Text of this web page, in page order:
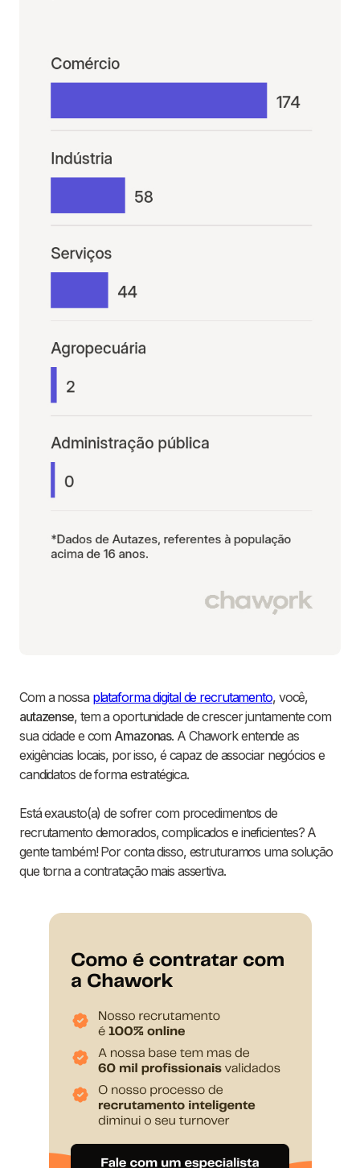
Com a nossa plataforma digital de recrutamento, você,
autazense, tem a oportunidade de crescer juntamente com
sua cidade e com Amazonas. A Chawork entende as
exigências locais, por isso, é capaz de associar negócios e
candidatos de forma estratégica.
Está exausto(a) de sofrer com procedimentos de
recrutamento demorados, complicados e ineficientes? A
gente também! Por conta disso, estruturamos uma solução
que torna a contratação mais assertiva.